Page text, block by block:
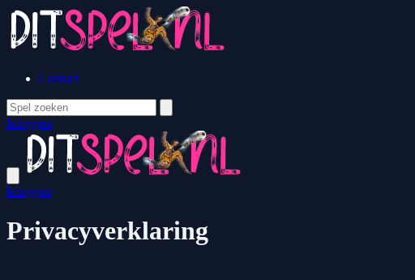
Contact
Inloggen
Inloggen
Privacyverklaring